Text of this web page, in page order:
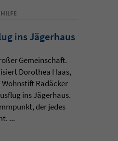
ins Jägerhaus
Gemeinschaft.
Dorothea Haas,
Radäcker
ins Jägerhaus.
der jedes
...